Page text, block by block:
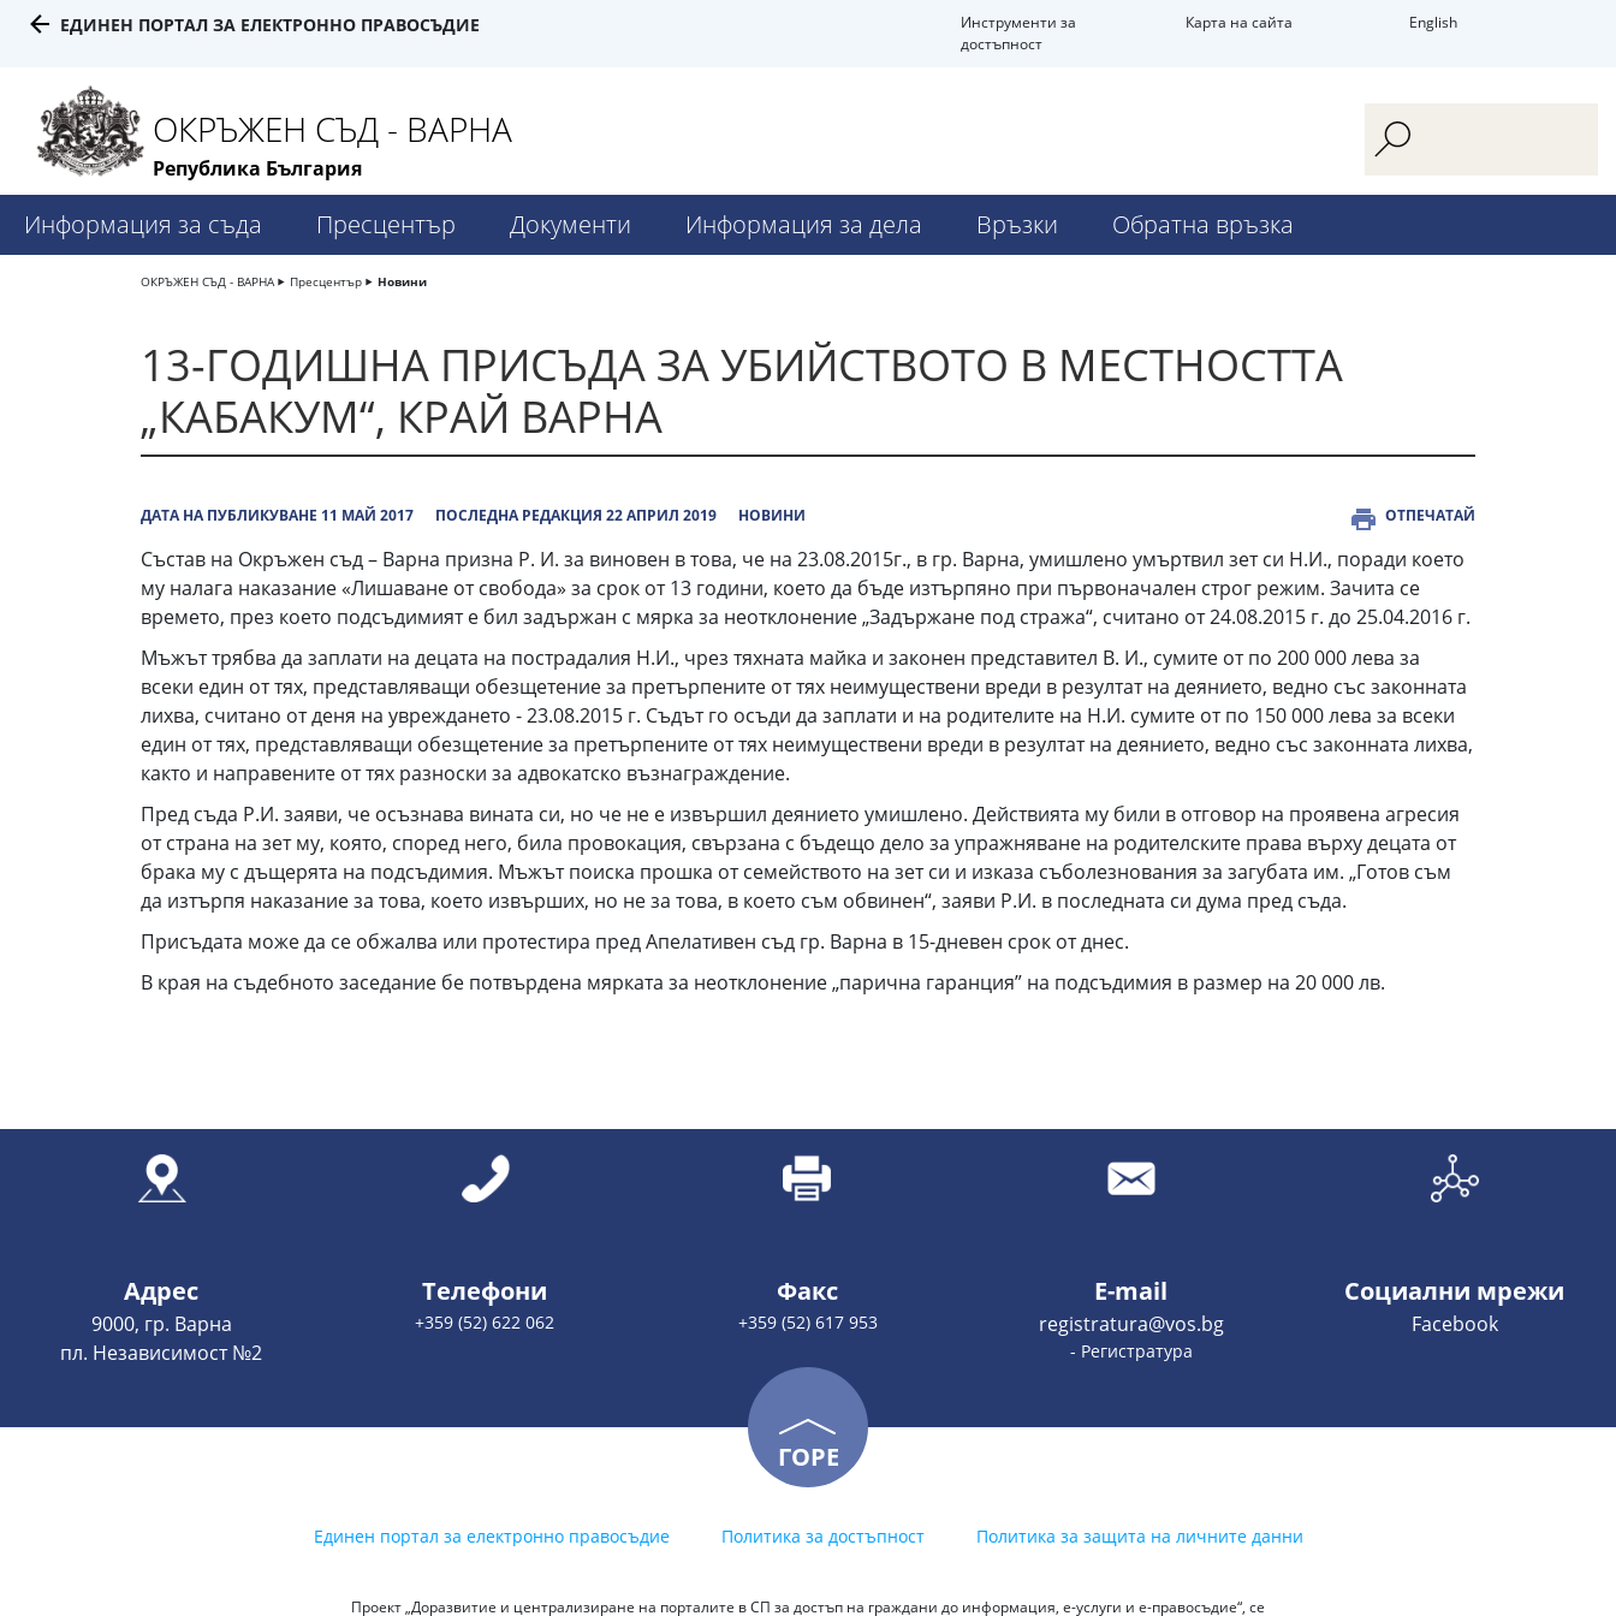
ЕДИНЕН ПОРТАЛ ЗА ЕЛЕКТРОННО ПРАВОСЪДИЕ
Инструменти за
достъпност
Карта на сайта English
ОКРЪЖЕН СЪД - ВАРНА
Република България
Информация за съда Пресцентър Документи Информация за дела Връзки Обратна връзка
ОКРЪЖЕН СЪД - ВАРНА Пресцентър Новини
13-ГОДИШНА ПРИСЪДА ЗА УБИЙСТВОТО В МЕСТНОСТТА
„КАБАКУМ“, КРАЙ ВАРНА
ДАТА НА ПУБЛИКУВАНЕ 11 МАЙ 2017 ПОСЛЕДНА РЕДАКЦИЯ 22 АПРИЛ 2019 НОВИНИ ОТПЕЧАТАЙ
Състав на Окръжен съд – Варна призна Р. И. за виновен в това, че на 23.08.2015г., в гр. Варна, умишлено умъртвил зет си Н.И., поради което
му налага наказание «Лишаване от свобода» за срок от 13 години, което да бъде изтърпяно при първоначален строг режим. Зачита се
времето, през което подсъдимият е бил задържан с мярка за неотклонение „Задържане под стража“, считано от 24.08.2015 г. до 25.04.2016 г.
Мъжът трябва да заплати на децата на пострадалия Н.И., чрез тяхната майка и законен представител В. И., сумите от по 200 000 лева за
всеки един от тях, представляващи обезщетение за претърпените от тях неимуществени вреди в резултат на деянието, ведно със законната
лихва, считано от деня на увреждането - 23.08.2015 г. Съдът го осъди да заплати и на родителите на Н.И. сумите от по 150 000 лева за всеки
един от тях, представляващи обезщетение за претърпените от тях неимуществени вреди в резултат на деянието, ведно със законната лихва,
както и направените от тях разноски за адвокатско възнаграждение.
Пред съда Р.И. заяви, че осъзнава вината си, но че не е извършил деянието умишлено. Действията му били в отговор на проявена агресия
от страна на зет му, която, според него, била провокация, свързана с бъдещо дело за упражняване на родителските права върху децата от
брака му с дъщерята на подсъдимия. Мъжът поиска прошка от семейството на зет си и изказа съболезнования за загубата им. „Готов съм
да изтърпя наказание за това, което извърших, но не за това, в което съм обвинен“, заяви Р.И. в последната си дума пред съда.
Присъдата може да се обжалва или протестира пред Апелативен съд гр. Варна в 15-дневен срок от днес.
В края на съдебното заседание бе потвърдена мярката за неотклонение „парична гаранция” на подсъдимия в размер на 20 000 лв.
Адрес
9000, гр. Варна
пл. Независимост №2
Телефони
+359 (52) 622 062
Факс
+359 (52) 617 953
E-mail
registratura@vos.bg
- Регистратура
Социални мрежи
Facebook
ГОРЕ
Единен портал за електронно правосъдие Политика за достъпност Политика за защита на личните данни
Проект „Доразвитие и централизиране на порталите в СП за достъп на граждани до информация, е-услуги и е-правосъдие“, се